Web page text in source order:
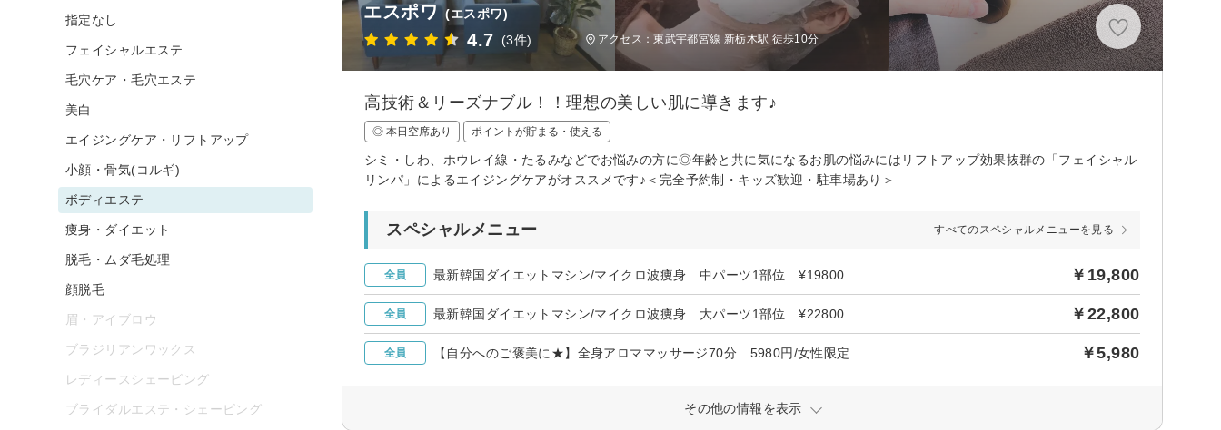
エスポワ (エスポワ)
4.7 (3件) アクセス：東武宇都宮線 新栃木駅 徒歩10分
高技術＆リーズナブル！！理想の美しい肌に導きます♪
◎ 本日空席あり ポイントが貯まる・使える
シミ・しわ、ホウレイ線・たるみなどでお悩みの方に◎年齢と共に気になるお肌の悩みにはリフトアップ効果抜群の「フェイシャル
リンパ」によるエイジングケアがオススメです♪＜完全予約制・キッズ歓迎・駐車場あり＞
スペシャルメニュー すべてのスペシャルメニューを見る
全員 最新韓国ダイエットマシン/マイクロ波痩身 中パーツ1部位 ¥19800 ￥19,800
全員 最新韓国ダイエットマシン/マイクロ波痩身 大パーツ1部位 ¥22800 ￥22,800
全員 【自分へのご褒美に★】全身アロママッサージ70分 5980円/女性限定 ￥5,980
その他の情報を表示
指定なし
フェイシャルエステ
毛穴ケア・毛穴エステ
美白
エイジングケア・リフトアップ
小顔・骨気(コルギ)
ボディエステ
痩身・ダイエット
脱毛・ムダ毛処理
顔脱毛
眉・アイブロウ
ブラジリアンワックス
レディースシェービング
ブライダルエステ・シェービング